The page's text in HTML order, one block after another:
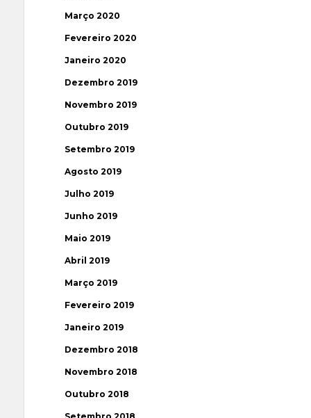
Março 2020
Fevereiro 2020
Janeiro 2020
Dezembro 2019
Novembro 2019
Outubro 2019
Setembro 2019
Agosto 2019
Julho 2019
Junho 2019
Maio 2019
Abril 2019
Março 2019
Fevereiro 2019
Janeiro 2019
Dezembro 2018
Novembro 2018
Outubro 2018